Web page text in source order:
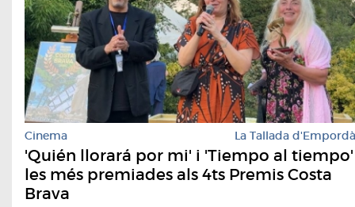
Cinema La Tallada d'Empordà
'Quién llorará por mi' i 'Tiempo al tiempo'
les més premiades als 4ts Premis Costa
Brava